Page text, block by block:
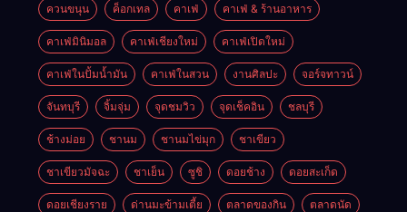
ควนขนุน ค็อกเทล คาเฟ่ คาเฟ่ & ร้านอาหาร
คาเฟ่มินิมอล คาเฟ่เชียงใหม่ คาเฟ่เปิดใหม่
คาเฟ่ในปั้มน้ำมัน คาเฟ่ในสวน งานศิลปะ จอร์จทาวน์
จันทบุรี จิ้มจุ่ม จุดชมวิว จุดเช็คอิน ชลบุรี
ช้างม่อย ชานม ชานมไข่มุก ชาเขียว
ชาเขียวมัจฉะ ชาเย็น ซูชิ ดอยช้าง ดอยสะเก็ด
ดอยเชียงราย ด่านมะข้ามเตี้ย ตลาดของกิน ตลาดนัด